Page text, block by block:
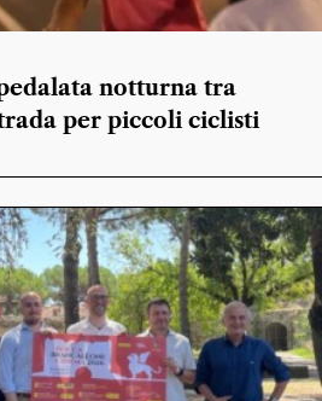
notturna tra
per piccoli ciclisti